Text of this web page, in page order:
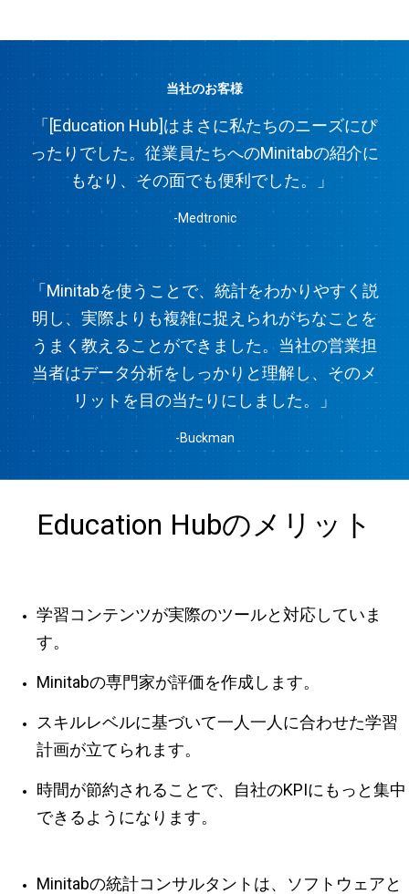
当社のお客様
「[Education Hub]はまさに私たちのニーズにぴ
ったりでした。従業員たちへのMinitabの紹介に
もなり、その面でも便利でした。」
-Medtronic
「Minitabを使うことで、統計をわかりやすく説
明し、実際よりも複雑に捉えられがちなことを
うまく教えることができました。当社の営業担
当者はデータ分析をしっかりと理解し、そのメ
リットを目の当たりにしました。」
-Buckman
Education Hubのメリット
学習コンテンツが実際のツールと対応していま
す。
Minitabの専門家が評価を作成します。
スキルレベルに基づいて一人一人に合わせた学習
計画が立てられます。
時間が節約されることで、自社のKPIにもっと集中
できるようになります。
Minitabの統計コンサルタントは、ソフトウェアと